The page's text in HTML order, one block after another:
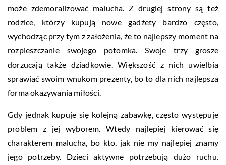
może zdemoralizować malucha. Z drugiej strony są też
rodzice, którzy kupują nowe gadżety bardzo często,
wychodząc przy tym z założenia, że to najlepszy moment na
rozpieszczanie swojego potomka. Swoje trzy grosze
dorzucają także dziadkowie. Większość z nich uwielbia
sprawiać swoim wnukom prezenty, bo to dla nich najlepsza
forma okazywania miłości.
Gdy jednak kupuje się kolejną zabawkę, często występuje
problem z jej wyborem. Wtedy najlepiej kierować się
charakterem malucha, bo kto, jak nie my najlepiej znamy
jego potrzeby. Dzieci aktywne potrzebują dużo ruchu.